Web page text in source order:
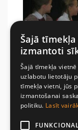
Šajā
izmantoti
Šajā tīmekļa
uzlabotu lietotāju
tīmekļa vietni, jūs
izmantošanai
politiku. Lasīt